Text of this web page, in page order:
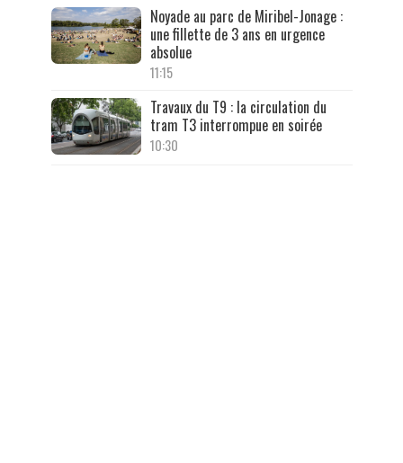
Noyade au parc de Miribel-Jonage :
une fillette de 3 ans en urgence
absolue
11:15
Travaux du T9 : la circulation du
tram T3 interrompue en soirée
10:30